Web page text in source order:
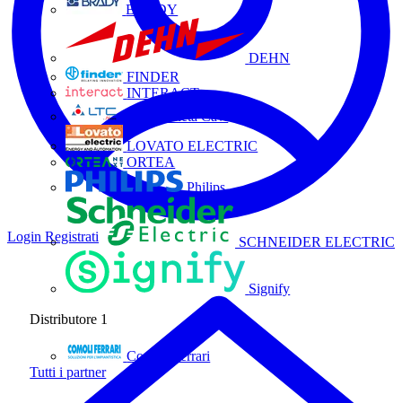
BRADY
DEHN
FINDER
INTERACT
La Triveneta Cavi
LOVATO ELECTRIC
ORTEA
Philips
SCHNEIDER ELECTRIC
Signify
Distributore 1
Comoli Ferrari
Tutti i partner
Login Registrati